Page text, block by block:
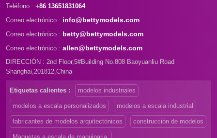
Teléfono : +86 13651831064
Correo electrónico : info@bettymodels.com
Correo electrónico : betty@bettymodels.com
Correo electrónico : allen@bettymodels.com
DIRECCIÓN : 2nd Floor,5#Building No.808 Baoyuanliu Road
Shanghai,201812,China
Etiquetas calientes : modelos industriales
modelos a escala personalizados modelos a escala industrial
fabricantes de modelos arquitectónicos construcción de modelos